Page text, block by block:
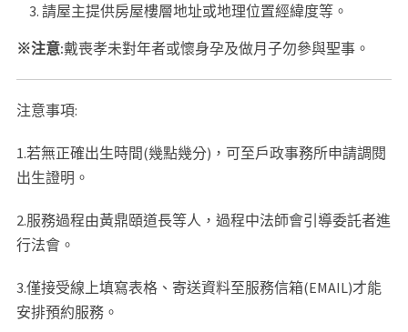
請屋主提供房屋樓層地址或地理位置經緯度等。
※注意:戴喪孝未對年者或懷身孕及做月子勿參與聖事。
注意事項:
1.若無正確出生時間(幾點幾分)，可至戶政事務所申請調閱
出生證明。
2.服務過程由黃鼎頤道長等人，過程中法師會引導委託者進
行法會。
3.僅接受線上填寫表格、寄送資料至服務信箱(EMAIL)才能
安排預約服務。